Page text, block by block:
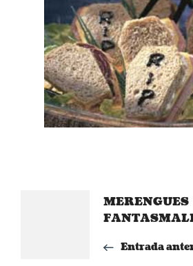
Navegación
MERENGUES
Entrada